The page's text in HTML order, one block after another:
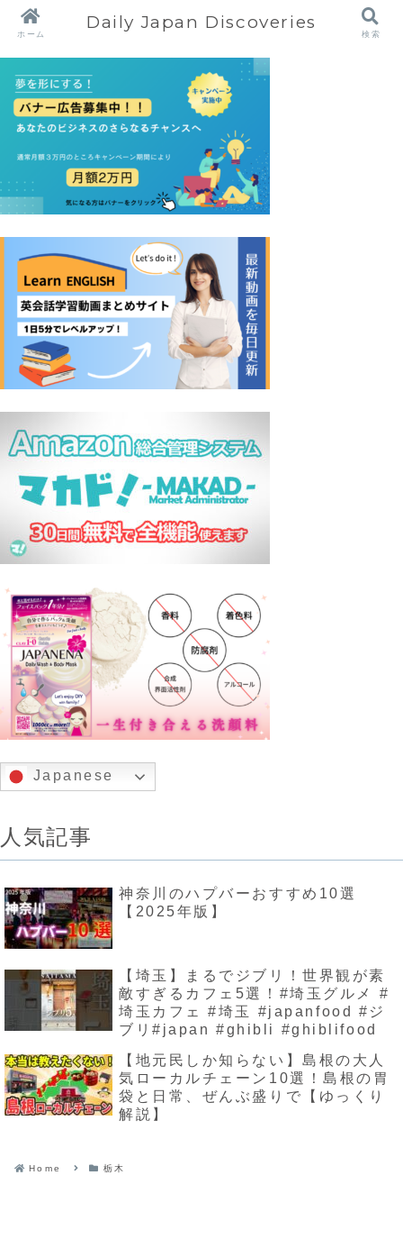
Japanese
人気記事
神奈川のハプバーおすすめ10選
【2025年版】
【埼玉】まるでジブリ！世界観が素
敵すぎるカフェ5選！#埼玉グルメ #
埼玉カフェ #埼玉 #japanfood #ジ
ブリ#japan #ghibli #ghiblifood
【地元民しか知らない】島根の大人
気ローカルチェーン10選！島根の胃
袋と日常、ぜんぶ盛りで【ゆっくり
解説】
Home 栃木
ホーム
Daily Japan Discoveries
検索